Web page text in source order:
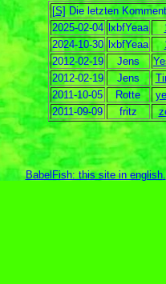
[S] Die letzten
2025-02-04
lxbfYeaa
2024-10-30
lxbfYeaa
2012-02-19
Jens
2012-02-19
Jens
2011-10-05
Rotte
2011-09-09
fritz
BabelFish: this site in english.